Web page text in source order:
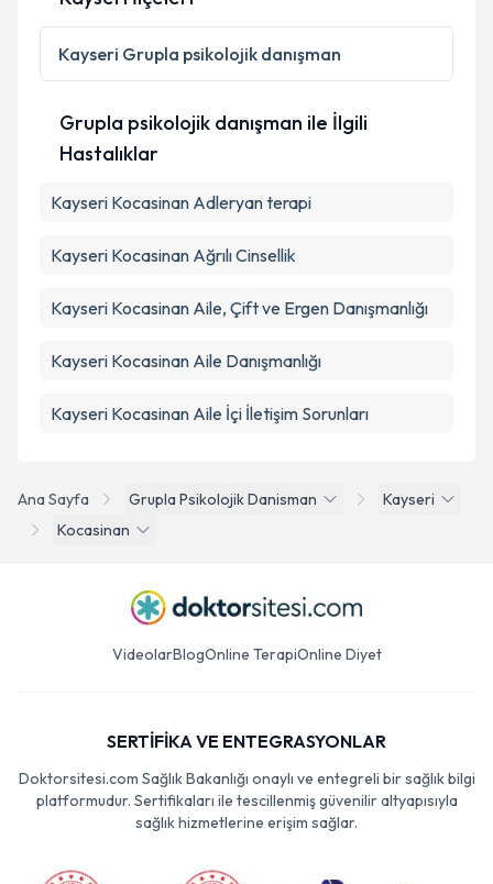
Kişisel verilerimin işlenmesine ilişkin
Metni 'ni okudum ve kişisel verilerimin belirtilen
Ana Sayfa Grupla Psikolojik Danisman
Kayseri
Kocasinan
Kayseri Grupla psikolojik danışman
Grupla psikolojik danışman ile İlgili
Hastalıklar
Kayseri Kocasinan Adleryan terapi
Kayseri Kocasinan Ağrılı Cinsellik
Kayseri Kocasinan Aile, Çift ve Ergen Danışmanlığı
Kayseri Kocasinan Aile Danışmanlığı
Kayseri Kocasinan Aile İçi İletişim Sorunları
VideolarBlogOnline TerapiOnline Diyet
SERTİFİKA VE ENTEGRASYONLAR
Doktorsitesi.com Sağlık Bakanlığı onaylı ve entegreli bir sağlık bilgi
platformudur. Sertifikaları ile tescillenmiş güvenilir altyapısıyla
sağlık hizmetlerine erişim sağlar.